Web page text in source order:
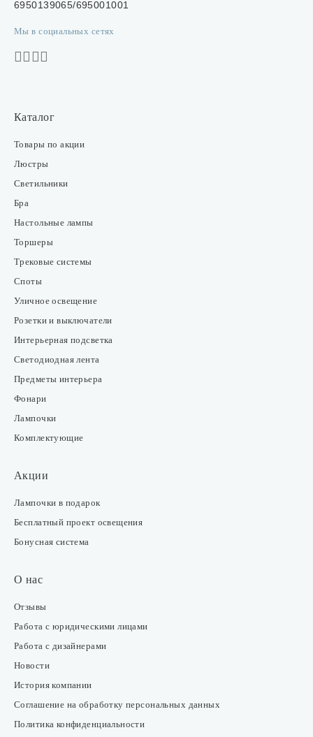
6950139065/695001001
Мы в социальных сетях
Каталог
Товары по акции
Люстры
Светильники
Бра
Настольные лампы
Торшеры
Трековые системы
Споты
Уличное освещение
Розетки и выключатели
Интерьерная подсветка
Светодиодная лента
Предметы интерьера
Фонари
Лампочки
Комплектующие
Акции
Лампочки в подарок
Бесплатный проект освещения
Бонусная система
О нас
Отзывы
Работа с юридическими лицами
Работа с дизайнерами
Новости
История компании
Соглашение на обработку персональных данных
Политика конфиденциальности